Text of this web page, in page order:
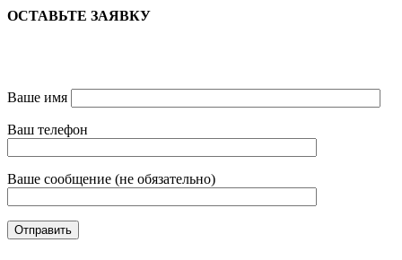
ОСТАВЬТЕ ЗАЯВКУ
Ваше имя
Ваш телефон
Ваше сообщение (не обязательно)